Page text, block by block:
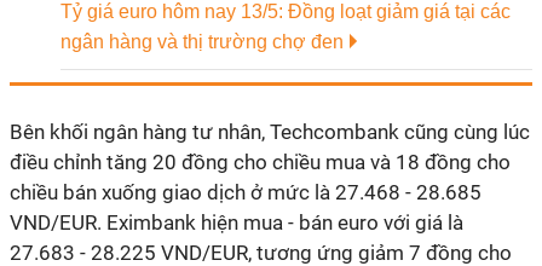
Tỷ giá euro hôm nay 13/5: Đồng loạt giảm giá tại các
ngân hàng và thị trường chợ đen
Bên khối ngân hàng tư nhân, Techcombank cũng cùng lúc
điều chỉnh tăng 20 đồng cho chiều mua và 18 đồng cho
chiều bán xuống giao dịch ở mức là 27.468 - 28.685
VND/EUR. Eximbank hiện mua - bán euro với giá là
27.683 - 28.225 VND/EUR, tương ứng giảm 7 đồng cho